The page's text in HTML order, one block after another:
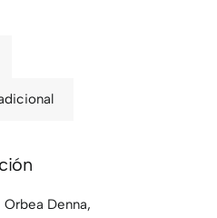
Orbea Denna,